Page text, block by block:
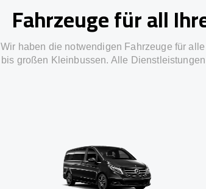
Fahrzeuge für all
Wir haben die notwendigen Fahrzeuge für
bis großen Kleinbussen. Alle